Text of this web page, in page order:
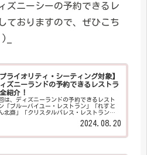
ズニーシーの予約できるレ
ておりますので、ぜひこち
プライオリティ・シーティング対象】
ズニーランドの予約できるレストラ
紹介！
は、ディズニーランドの予約できるレスト
「ブルーバイユー・レストラン」「れすと
北齋」「クリスタルパレス・レストラン」
ストサイド・カフェ」をご紹介します！ 私た
伝えしますので、ぜひ最後までご覧くださ
2024.08.20